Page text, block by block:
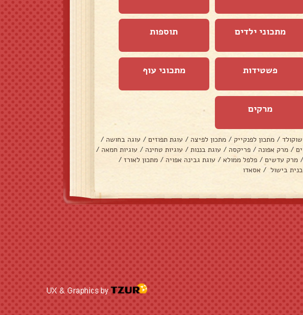
מתכוני ילדים תוספות
פשטידות מתכוני עוף
מרקים
/ מתכון לפנקייק / מתכון לפיצה / עוגת תפוזים / עוגה בחושה /
/ מרק אפונה / פריקסה / עוגת בננות / עוגיות טחינה / עוגיות חמאה /
/ מרק עדשים / פלפל ממולא / עוגת גבינה אפויה / מתכון לאורז /
בישול / אסאדו